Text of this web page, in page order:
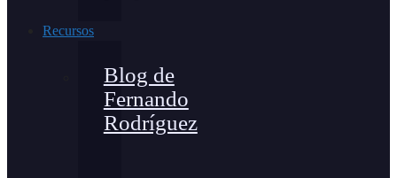
Recursos
Blog de
Fernando
Rodríguez